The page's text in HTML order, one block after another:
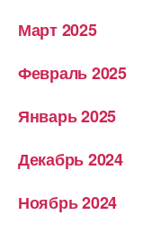
Март 2025
Февраль 2025
Январь 2025
Декабрь 2024
Ноябрь 2024